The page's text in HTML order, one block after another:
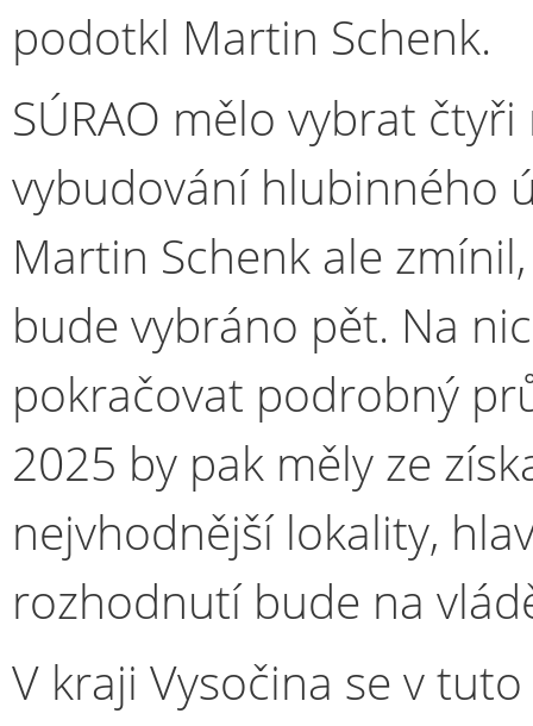
podotkl Martin Schenk.
SÚRAO mělo vybrat
vybudování hlubinného
Martin Schenk ale
bude vybráno pět. Na
pokračovat podrobný
2025 by pak měly ze
nejvhodnější lokality,
rozhodnutí bude na
V kraji Vysočina se v